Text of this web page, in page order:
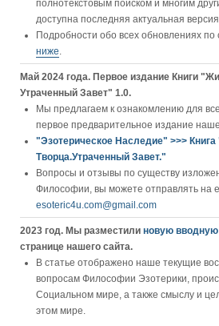
полнотекстовым поиском и многим
доступна последняя актуальная
Подробности обо всех обновлениях по
ниже.
Май 2024 года. Первое издание Книги
Утраченный Завет" 1.0.
Мы предлагаем к ознакомлению для
первое предварительное издание
"Эзотерическое Наследие" >>>
Творца.Утраченный Завет."
Вопросы и отзывы по существу
Философии, вы можете отправлять на
esoteric4u.com@gmail.com
2023 год. Мы разместили новую
странице нашего сайта.
В статье отображено наше текущие
вопросам Философии Эзотерики,
Социальном мире, а также смыслу и
этом мире.